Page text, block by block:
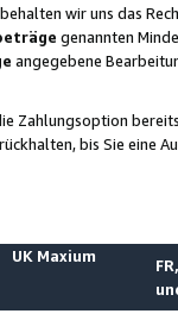
wir uns das
genannten
angegebene
Zahlungsoption
bis Sie
UK Maxium